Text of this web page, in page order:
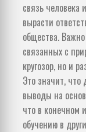
связь
вырасти
общества.
связанных с
кругозор, но и
Это значит, что
выводы на
что в конечном
обучению в